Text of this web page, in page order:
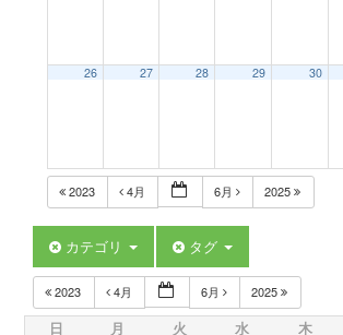
26 27 28 29 30
2023 4月 6月 2025
カテゴリ タグ
2023 4月 6月 2025
日 月 火 水 木